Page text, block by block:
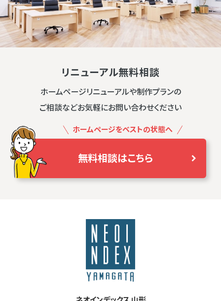
リニューアル無料相談
ホームページリニューアルや制作プランの
ご相談などお気軽にお問い合わせください
ホームページをベストの状態へ
無料相談はこちら